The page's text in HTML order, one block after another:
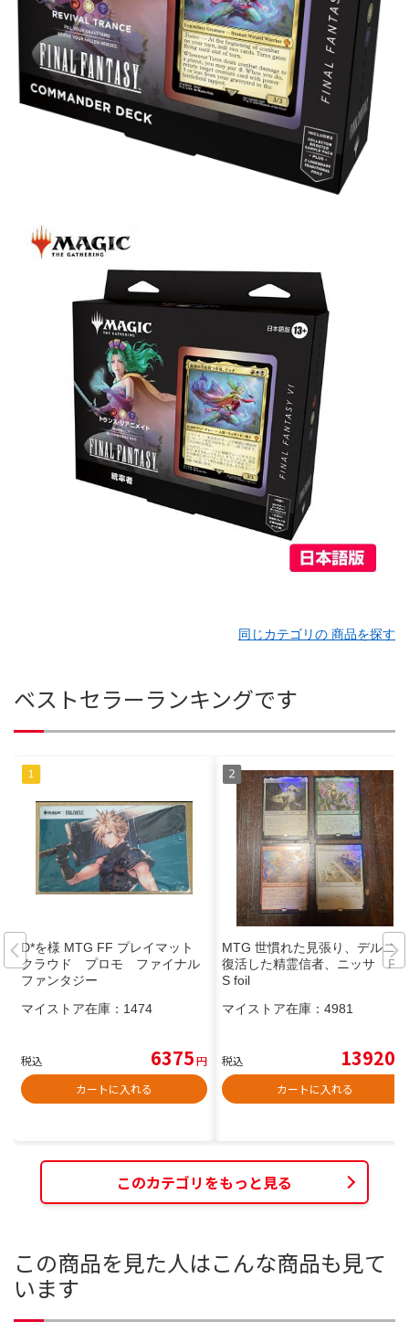
同じカテゴリの 商品を探す
ベストセラーランキングです
D*を様 MTG FF プレイマット
クラウド プロモ ファイナル
ファンタジー
マイストア在庫： 1474
税込 6375円
カートに入れる
MTG 世慣れた見張り、デルニー
復活した精霊信者、ニッサ PW
S foil
マイストア在庫： 4981
税込 13920
カートに入れる
このカテゴリをもっと見る
この商品を見た人はこんな商品も見て
います